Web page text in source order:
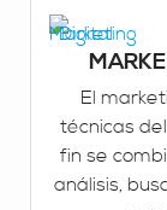
El
técnicas
fin se
análisis,